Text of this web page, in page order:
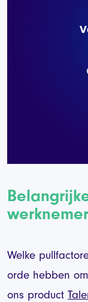
Welke
orde hebben
ons product